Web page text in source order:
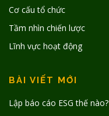
Cơ cấu tổ chức
Tầm nhìn chiến lược
Lĩnh vực hoạt động
BÀI VIẾT MỚI
Lập báo cáo ESG thế nào?